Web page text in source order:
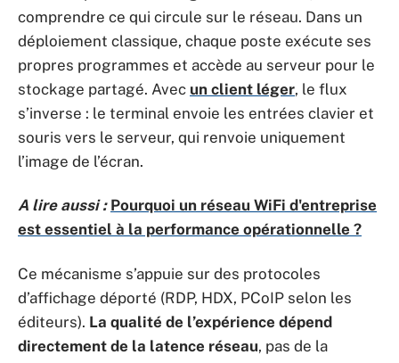
comprendre ce qui circule sur le réseau. Dans un
déploiement classique, chaque poste exécute ses
propres programmes et accède au serveur pour le
stockage partagé. Avec un client léger, le flux
s’inverse : le terminal envoie les entrées clavier et
souris vers le serveur, qui renvoie uniquement
l’image de l’écran.
A lire aussi : Pourquoi un réseau WiFi d'entreprise
est essentiel à la performance opérationnelle ?
Ce mécanisme s’appuie sur des protocoles
d’affichage déporté (RDP, HDX, PCoIP selon les
éditeurs). La qualité de l’expérience dépend
directement de la latence réseau, pas de la